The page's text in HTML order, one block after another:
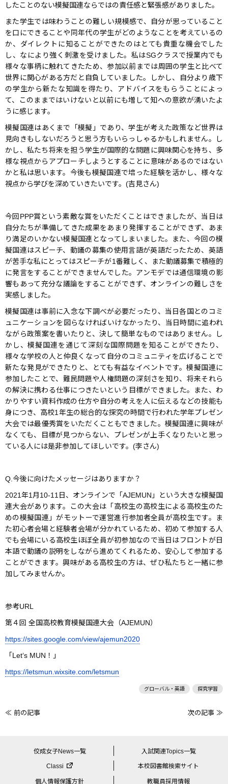
したことのない模擬国連ならではの責任感と緊張感がありました。
また学生では味わうことの難しい規模感で、自分が思っていること
を口にできることや同年代の学生がどのようなことを考えているの
か、ダイレクトに知ることができたのはとても貴重な機会でした
し、なにより強く刺激を受けました。私はSGクラスで授業内でも
様々な事柄に触れてきたため、参加以前までは周囲の学生と比べて
世界に関心がある方だと自負していました。しかし、自分より歳下
の学生から新たな知識を得たり、アドバイスをもらうことによっ
て、このままではいけないと以前にも増して知への意欲が湧いたよ
うに感じます。
模擬国連はあくまで「模擬」であり、学生が考えた政策など世界は
見向きもしないだろうと思う方もいらっしゃるかもしれません。し
かし、私たち将来を担う学生が国際的な問題に興味関心を持ち、多
様な視点からアプローチしようとすることに意味があるのではない
かと私は思います。今後も模擬国連で培った経験を活かし、様々な
視点から学びを深めていきたいです。(吉見さん)
今回PPP賞という素敵な賞をいただくことはできましたが、当日は
自分たちが準備してきた成果をあまり発揮することができず、あま
り満足のいかない模擬国連となってしまいました。また、今回の模
擬国連はスピーチ、動議の募集の使用言語が英語だったため、英語
が苦手な私にとってはスピーチが1番難しく、また動議募集で積極的
に発言をすることができませんでした。アンモデでは通信環境の影
響もあって充分な議論をすることができず、オンラインの難しさを
実感しました。
模擬国連は事前に入念な下調べが必要だったり、当日各国とのコミ
ュニケーションを図らなければいけなかったり、当日時間に追われ
ながら政策案を書いたりと、決して簡単なものではありません。し
かし、模擬国連を通じて深刻な国際問題を知ることができたり、
様々な学校の人と仲良くなって自分のコミュニティを広げることで
新たな発見ができたりと、とても有益なイベントです。模擬国連に
参加したことで、難民問題や人権問題の深刻さを知り、将来それら
の解決に携わる仕事につきたいという目標ができました。また、わ
かりやすい資料作成の仕方や自分の考えを人に伝えるなどの技能も
身につき、高校1年生の総合的な探究の時間で行われた学年プレゼン
大会では最優秀賞をいただくこともできました。模擬国連に興味が
なくても、目標が見つからない、プレゼンが上手くなりたいと思っ
ている人には是非参加してほしいです。(李さん)
Q. 今後に向けたメッセージはありますか？
2021年1月10-11日、オンラインで「AJEMUN」という大きな模擬国
連大会があります。この大会は「高校生の高校生による高校生のた
めの模擬国連」がモットーで運営進行参加者全員が高校生です。ま
た初心者会場と経験者会場が分かれているため、初めて参加する人
でも会場にいる高校生ほぼ全員が初参加なので当日はフロントが日
本語で動議の説明をしながら進めてくれるため、安心して参加する
ことができます。興味がある高校生の方は、ぜひ私たちと一緒に参
加してみませんか。
参考URL
第４回 全国高校教育模擬国連大会（AJEMUN）
https://sites.google.com/view/ajemun2020
「Let‘s MUN！」
https://letsmun.wixsite.com/letsmun
グローバル・英語 探究学習
前
≪ 前の記事 次の記事 ≫
佼成女子News一覧 入試関連Topics一覧
Classi 本校図書館検索サイト
個人情報保護方針 教職員採用情報